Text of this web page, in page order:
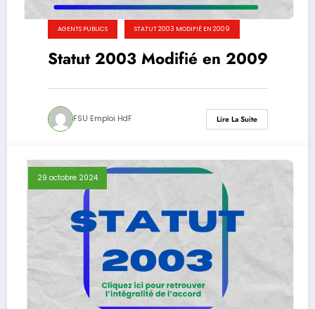
AGENTS PUBLICS STATUT 2003 MODIFIÉ EN 2009
Statut 2003 Modifié en 2009
FSU Emploi HdF Lire La Suite
29 octobre 2024